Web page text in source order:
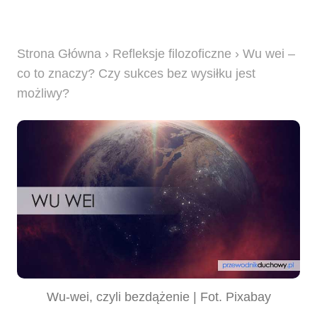
Strona Główna › Refleksje filozoficzne › Wu wei –
co to znaczy? Czy sukces bez wysiłku jest
możliwy?
Wu-wei, czyli bezdążenie | Fot. Pixabay